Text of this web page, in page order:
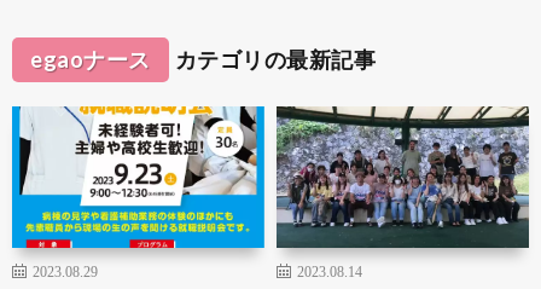
egaoナース カテゴリの最新記事
2023.08.29 2023.08.14